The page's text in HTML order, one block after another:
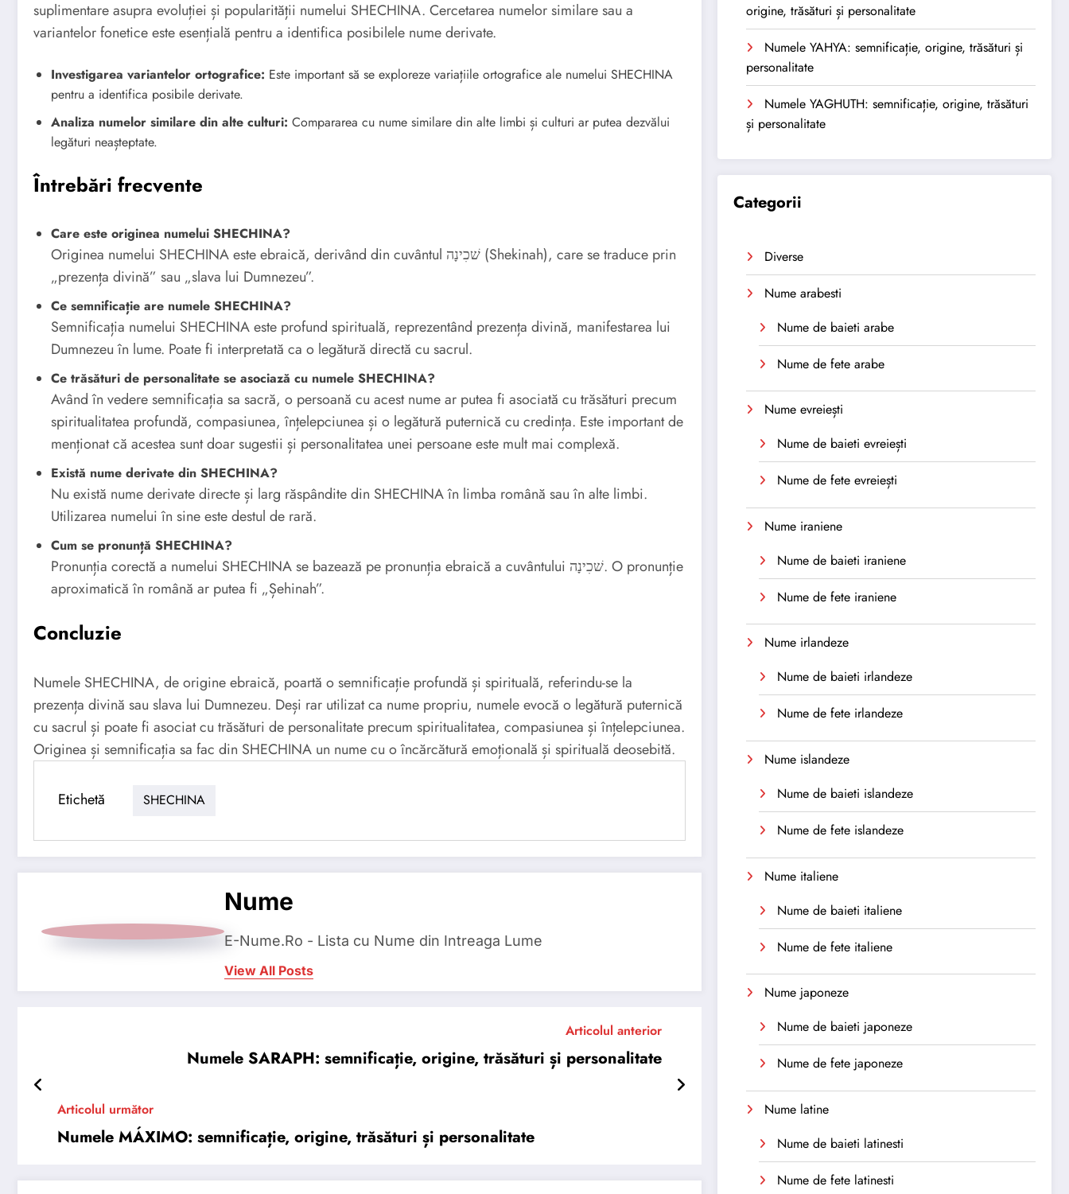
suplimentare asupra evoluției și popularității numelui SHECHINA. Cercetarea numelor similare sau a
variantelor fonetice este esențială pentru a identifica posibilele nume derivate.
Investigarea variantelor ortografice: Este important să se exploreze variațiile ortografice ale numelui SHECHINA
pentru a identifica posibile derivate.
Analiza numelor similare din alte culturi: Compararea cu nume similare din alte limbi și culturi ar putea dezvălui
legături neașteptate.
Întrebări frecvente
Care este originea numelui SHECHINA?
Originea numelui SHECHINA este ebraică, derivând din cuvântul שׁכִינָה (Shekinah), care se traduce prin
„prezența divină” sau „slava lui Dumnezeu”.
Ce semnificație are numele SHECHINA?
Semnificația numelui SHECHINA este profund spirituală, reprezentând prezența divină, manifestarea lui
Dumnezeu în lume. Poate fi interpretată ca o legătură directă cu sacrul.
Ce trăsături de personalitate se asociază cu numele SHECHINA?
Având în vedere semnificația sa sacră, o persoană cu acest nume ar putea fi asociată cu trăsături precum
spiritualitatea profundă, compasiunea, înțelepciunea și o legătură puternică cu credința. Este important de
menționat că acestea sunt doar sugestii și personalitatea unei persoane este mult mai complexă.
Există nume derivate din SHECHINA?
Nu există nume derivate directe și larg răspândite din SHECHINA în limba română sau în alte limbi.
Utilizarea numelui în sine este destul de rară.
Cum se pronunță SHECHINA?
Pronunția corectă a numelui SHECHINA se bazează pe pronunția ebraică a cuvântului שׁכִינָה. O pronunție
aproximatică în română ar putea fi „Șehinah”.
Concluzie
Numele SHECHINA, de origine ebraică, poartă o semnificație profundă și spirituală, referindu-se la
prezența divină sau slava lui Dumnezeu. Deși rar utilizat ca nume propriu, numele evocă o legătură puternică
cu sacrul și poate fi asociat cu trăsături de personalitate precum spiritualitatea, compasiunea și înțelepciunea.
Originea și semnificația sa fac din SHECHINA un nume cu o încărcătură emoțională și spirituală deosebită.
Etichetă SHECHINA
Nume
E-Nume.Ro - Lista cu Nume din Intreaga Lume
View All Posts
Articolul anterior
Numele SARAPH: semnificație, origine, trăsături și personalitate
Articolul următor
Numele MÁXIMO: semnificație, origine, trăsături și personalitate
origine, trăsături și personalitate
Numele YAHYA: semnificație, origine, trăsături și
personalitate
Numele YAGHUTH: semnificație, origine, trăsături
și personalitate
Categorii
Diverse
Nume arabesti
Nume de baieti arabe
Nume de fete arabe
Nume evreiești
Nume de baieti evreiești
Nume de fete evreiești
Nume iraniene
Nume de baieti iraniene
Nume de fete iraniene
Nume irlandeze
Nume de baieti irlandeze
Nume de fete irlandeze
Nume islandeze
Nume de baieti islandeze
Nume de fete islandeze
Nume italiene
Nume de baieti italiene
Nume de fete italiene
Nume japoneze
Nume de baieti japoneze
Nume de fete japoneze
Nume latine
Nume de baieti latinesti
Nume de fete latinesti